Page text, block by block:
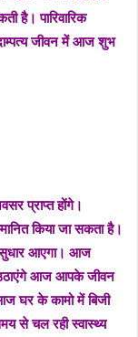
है। पारिवारिक
जीवन में आज शुभ
प्राप्त होंगे।
किया जा सकता है।
सुधार आएगा। आज
उठाएंगे आज आपके जीवन
घर के कामो में बिजी
से चल रही स्वास्थ्य